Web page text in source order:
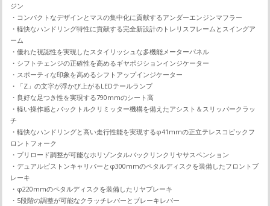
ジン
・コンパクトなデザインとマスの集中化に貢献するアンダーエンジンマフラー
・軽快なハンドリング特性に貢献する完全新設計のトレリスフレームとスイングア
ーム
・優れた視認性を実現したスタイリッシュな多機能メーターパネル
・シフトチェンジの正確性を高めるギヤポジションインジケーター
・スポーティな印象を高めるシフトアップインジケーター
・「Z」の文字が浮かび上がるLEDテールランプ
・良好な足つき性を実現する790mmのシート高
・軽い操作感とバックトルクリミッター機構を備えたアシスト＆スリッパークラッ
チ
・軽快なハンドリングと高い走行性能を実現するφ41mmの正立テレスコピックフ
ロントフォーク
・プリロード調整が可能なホリゾンタルバックリンクリヤサスペンション
・デュアルピストンキャリパーとφ300mmのペタルディスクを装備したフロントブ
レーキ
・φ220mmのペタルディスクを装備したリヤブレーキ
・5段階の調整が可能なクラッチレバーとブレーキレバー